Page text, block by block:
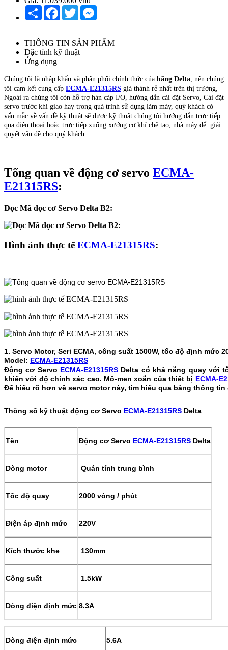
Share Facebook
Twitter
THÔNG TIN SẢN PHẨM
Đặc tính kỹ thuật
Ứng dụng
Chúng tôi là nhập khẩu và phân phối chính thức của hãng Delta, nên chúng
tôi cam kết cung cấp ECMA-E21315RS giá thành rẻ nhất trên thị trường,
Ngoài ra chúng tôi còn hỗ trợ hàn cáp I/O, hướng dẫn cài đặt Servo, Cài đặt
servo trước khi giao hay trong quá trình sử dụng làm máy, quý khách có
vấn mắc về vấn đề kỹ thuật sẽ được kỹ thuật chúng tôi hướng dẫn trực tiếp
qua điện thoại hoặc trực tiếp xuống xưởng cơ khí chế tạo, nhà máy để giải
quyết vấn đề cho quý khách.
Tổng quan về động cơ servo ECMA-
E21315RS:
Đọc Mã đọc cơ Servo Delta B2:
Hình ảnh thực tếECMA-E21315RS:
1. Servo Motor, Seri ECMA, công suất 1500W, tốc độ định mức
Model: ECMA-E21315RS
Động cơ Servo ECMA-E21315RS Delta có khả năng quay với
khiển với độ chính xác cao. Mô-men xoắn của thiết bị ECMA-
Để hiểu rõ hơn về servo motor này, tìm hiểu qua bảng thông
Thông số kỹ thuật động cơ Servo ECMA-E21315RS Delta
Tên Động cơ Servo ECMA-E21315RS Delta
Dòng motor Quán tính trung bình
Tốc độ quay 2000 vòng / phút
Điện áp định mức 220V
Kích thước khe 130mm
Công suất 1.5kW
Dòng điện định mức 8.3A
Dòng điện định mức 5.6A